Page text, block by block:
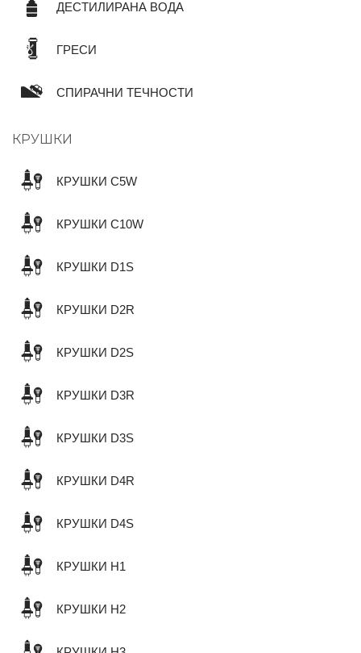
ДЕСТИЛИРАНА ВОДА
ГРЕСИ
СПИРАЧНИ ТЕЧНОСТИ
КРУШКИ
КРУШКИ C5W
КРУШКИ C10W
КРУШКИ D1S
КРУШКИ D2R
КРУШКИ D2S
КРУШКИ D3R
КРУШКИ D3S
КРУШКИ D4R
КРУШКИ D4S
КРУШКИ H1
КРУШКИ H2